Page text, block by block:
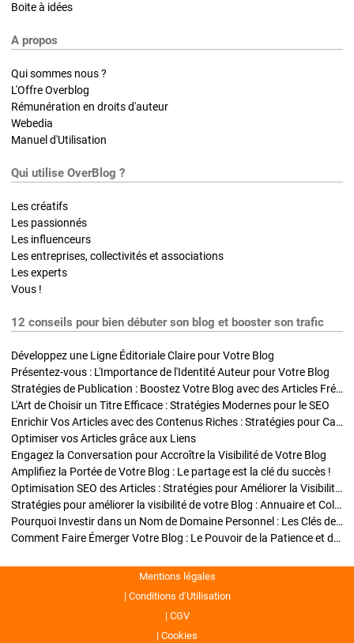
Boite à idées
A propos
Qui sommes nous ?
L'Offre Overblog
Rémunération en droits d'auteur
Webedia
Manuel d'Utilisation
Qui utilise OverBlog ?
Les créatifs
Les passionnés
Les influenceurs
Les entreprises, collectivités et associations
Les experts
Vous !
12 conseils pour bien débuter son blog et booster son trafic
Développez une Ligne Éditoriale Claire pour Votre Blog
Présentez-vous : L'Importance de l'Identité Auteur pour Votre Blog
Stratégies de Publication : Boostez Votre Blog avec des Articles Fréquents et Exclusifs
L'Art de Choisir un Titre Efficace : Stratégies Modernes pour le SEO
Enrichir Vos Articles avec des Contenus Riches : Stratégies pour Captiver et Optimiser
Optimiser vos Articles grâce aux Liens
Engagez la Conversation pour Accroître la Visibilité de Votre Blog
Amplifiez la Portée de Votre Blog : Le partage est la clé du succès !
Optimisation SEO des Articles : Stratégies pour Améliorer la Visibilité de Votre Blog
Stratégies pour améliorer la visibilité de votre Blog : Annuaire et Collaborations
Pourquoi Investir dans un Nom de Domaine Personnel : Les Clés de la Réussite de Votre Blog
Comment Faire Émerger Votre Blog : Le Pouvoir de la Patience et de la Persévérance
Mentions légales
Conditions d’Utilisation
CGV
Cookies